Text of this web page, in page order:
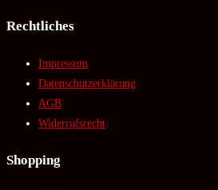
Rechtliches
Impressum
Datenschutzerklärung
AGB
Widerrufsrecht
Shopping